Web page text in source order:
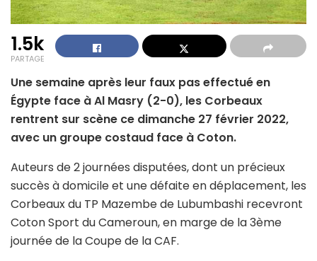
1.5k
PARTAGE
Une semaine après leur faux pas effectué en
Égypte face à Al Masry (2-0), les Corbeaux
rentrent sur scène ce dimanche 27 février 2022,
avec un groupe costaud face à Coton.
Auteurs de 2 journées disputées, dont un précieux
succès à domicile et une défaite en déplacement, les
Corbeaux du TP Mazembe de Lubumbashi recevront
Coton Sport du Cameroun, en marge de la 3ème
journée de la Coupe de la CAF.